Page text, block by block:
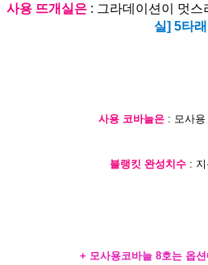
사용 뜨개실은: 그라데이션이 멋스
실] 5타래
사용 코바늘은 : 모사
블랭킷 완성치수 :
+ 모사용코바늘 8호는 옵